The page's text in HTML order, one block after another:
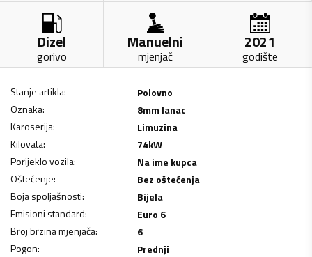
Dizel
gorivo
Manuelni
mjenjač
2021
godište
Stanje artikla:
Polovno
Oznaka:
8mm lanac
Karoserija:
Limuzina
Kilovata: 74kW
Porijeklo vozila:
Na ime kupca
Oštećenje:
Bez oštećenja
Boja spoljašnosti:
Bijela
Emisioni standard:
Euro 6
Broj brzina mjenjača:
6
Pogon:
Prednji